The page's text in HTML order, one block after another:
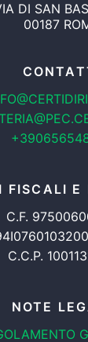
DI SAN
00187
FISCALI E
C.F.
C.C.P.
NOTE